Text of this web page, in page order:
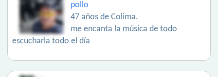
pollo
47 años de Colima.
me encanta la música de todo
escucharla todo el día